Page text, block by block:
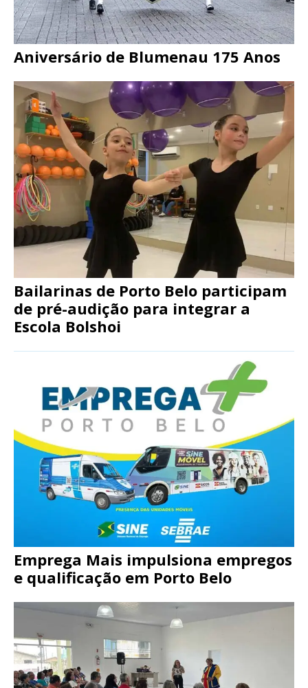
Aniversário de Blumenau 175 Anos
Bailarinas de Porto Belo participam
de pré-audição para integrar a
Escola Bolshoi
Emprega Mais impulsiona empregos
e qualificação em Porto Belo